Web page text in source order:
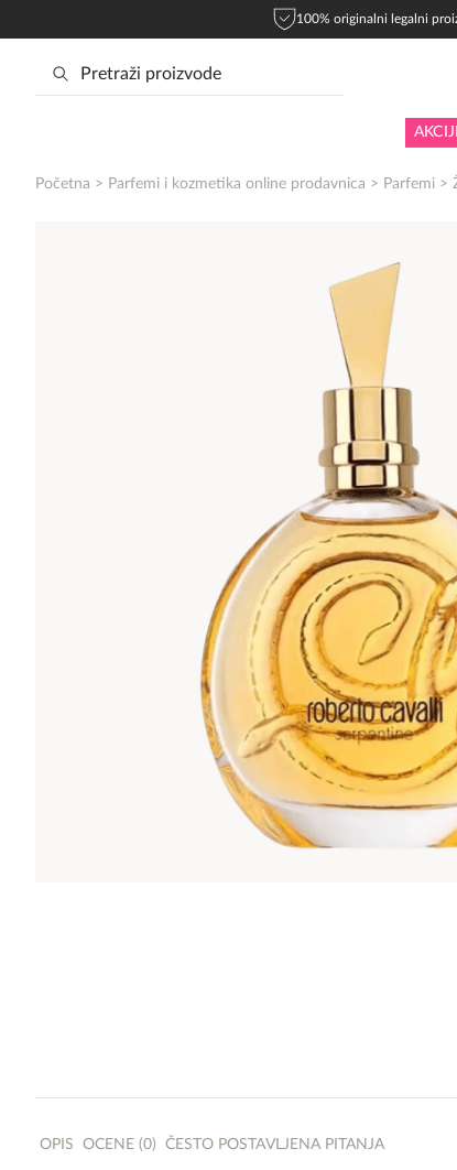
100% originalni legalni
Početna > Parfemi i kozmetika online prodavnica > Parfemi >
OPIS OCENE (0) ČESTO POSTAVLJENA PITANJA